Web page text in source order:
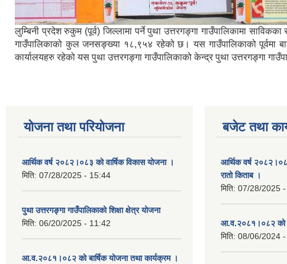
लुम्बिनी प्रदेश रुकुम (पूर्व) जिल्लामा पर्ने पुथा उत्तरगङ्गा गाउँपालिकामा
गाउँपालिकाको कुल जनसङ्ख्या १८,९५४ रहेको छ। यस गाउँपालिकाको पूर्वमा
कार्यालयहरु रहेको यस पुथा उत्तरगङ्गा गाउँपालिकाको केन्द्र पुथा उत्तरगङ्गा
योजना तथा परियोजना
आर्थिक वर्ष २०८२।०८३ को वार्षिक विकास योजना ।
मिति: 07/28/2025 - 15:44
पुथा उत्तरगङ्गा गाउँपालिकाको शिक्षा क्षेत्र योजना
मिति: 06/20/2025 - 11:42
आ.व.२०८१।०८२ को बार्षिक योजना तथा कार्यक्रम ।
बजेट तथा
आर्थिक वर्ष
रातो किताब ।
मिति: 07/28/2025 -
आ.व.२०८१।०८२ को
मिति: 08/06/2024